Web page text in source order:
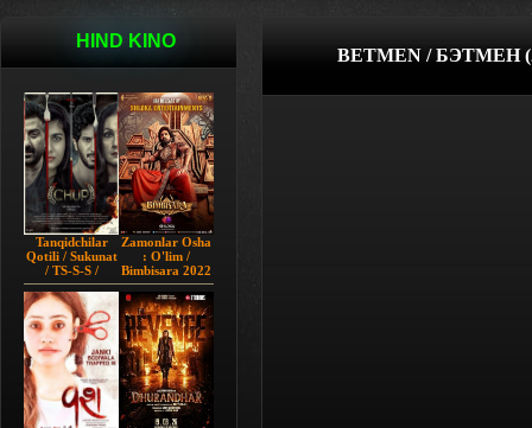
HIND KINO
Tanqidchilar
Qotili / Sukunat
/ TS-S-S /
Jimjitlik
Ortidagi Sir /
Chup 2022 HD
Hind kino
Zamonlar Osha
: O'lim /
Bimbisara 2022
Hind kino
Uzbek tilida
BETMEN / БЭТМЕН